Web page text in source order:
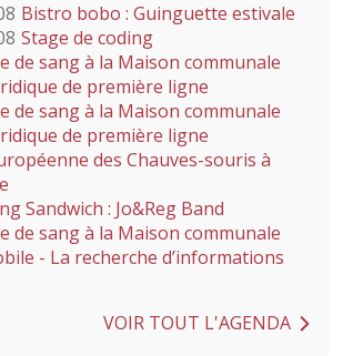
Bistro bobo : Guinguette estivale
Stage de coding
de sang à la Maison communale
de première ligne
de sang à la Maison communale
de première ligne
des Chauves-souris à
Sandwich : Jo&Reg Band
de sang à la Maison communale
- La recherche d’informations
VOIR TOUT L'AGENDA